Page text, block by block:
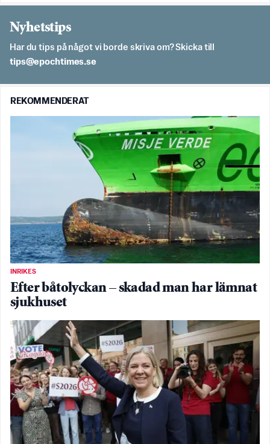
Nyhetstips
Har du tips på något vi borde skriva om? Skicka till
es.semithcope@spit
REKOMMENDERAT
INRIKES
Efter båtolyckan – skadad man har lämnat
sjukhuset